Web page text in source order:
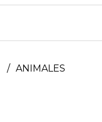
ANIMALES